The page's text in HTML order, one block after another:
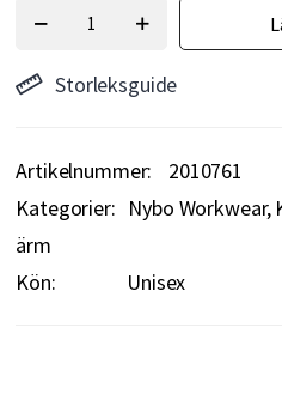
Storleksguide
Artikelnummer
2010761
Kategorier: Nybo Workwear
ärm
Kön:
Unisex